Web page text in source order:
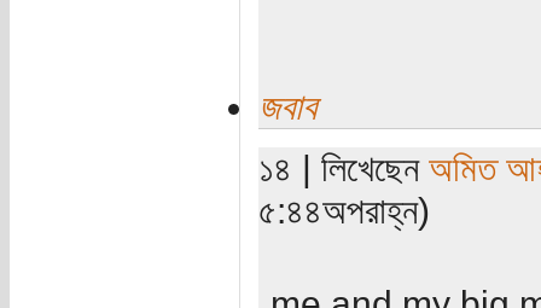
জবাব
১৪ | লিখেছেন অমিত
৫:৪৪অপরাহ্ন)